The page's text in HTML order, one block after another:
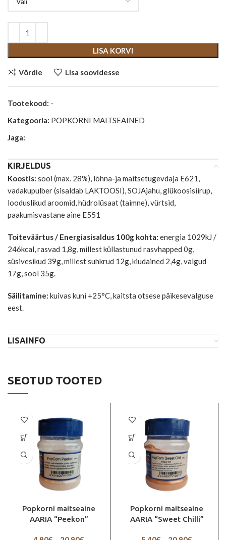
LISA KORVI
Võrdle Lisa soovidesse
Tootekood: -
Kategooria: POPKORNI MAITSEAINED
Jaga:
KIRJELDUS
Koostis: sool (max. 28%), lõhna-ja maitsetugevdaja E621,
vadakupulber (sisaldab LAKTOOSI), SOJAjahu, glükoosisiirup,
looduslikud aroomid, hüdrolüsaat (taimne), vürtsid,
paakumisvastane aine E551
Toiteväärtus / Energiasisaldus 100g kohta: energia 1029kJ /
246kcal, rasvad 1,8g, millest küllastunud rasvhapped 0g,
süsivesikud 39g, millest suhkrud 12g, kiudained 2,4g, valgud
17g, sool 35g.
Säilitamine: kuivas kuni +25°C, kaitsta otsese päikesevalguse
eest.
LISAINFO
SEOTUD TOOTED
Popkorni maitseaine
AARIA “Peekon”
Popkorni maitseaine
AARIA “Sweet Chilli”